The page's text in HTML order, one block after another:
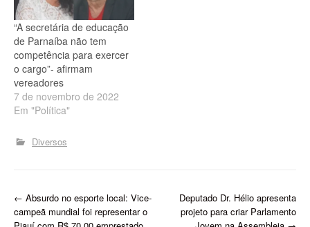
“A secretária de educação
de Parnaíba não tem
competência para exercer
o cargo”- afirmam
vereadores
7 de novembro de 2022
Em "Política"
Diversos
P
← Absurdo no esporte local: Vice-
campeã mundial foi representar o
Deputado Dr. Hélio apresenta
projeto para criar Parlamento